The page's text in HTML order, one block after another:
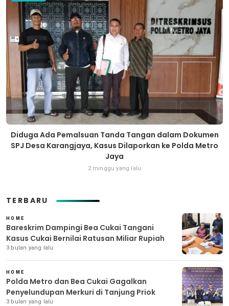
Diduga Ada Pemalsuan Tanda Tangan dalam Dokumen
SPJ Desa Karangjaya, Kasus Dilaporkan ke Polda Metro
Jaya
2 minggu yang lalu
TERBARU
HOME
Bareskrim Dampingi Bea Cukai Tangani
Kasus Cukai Bernilai Ratusan Miliar Rupiah
3 bulan yang lalu
HOME
Polda Metro dan Bea Cukai Gagalkan
Penyelundupan Merkuri di Tanjung Priok
3 bulan yang lalu